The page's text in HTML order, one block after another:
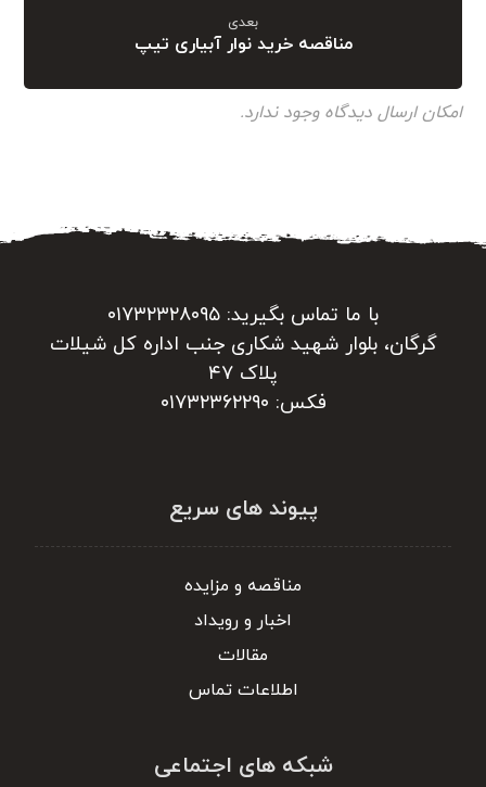
بعدی
مناقصه خرید نوار آبیاری تیپ
امکان ارسال دیدگاه وجود ندارد.
با ما تماس بگیرید: ۰۱۷۳۲۳۲۸۰۹۵
گرگان، بلوار شهید شکاری جنب اداره کل شیلات
پلاک ۴۷
فکس: ۰۱۷۳۲۳۶۲۲۹۰
پیوند های سریع
مناقصه و مزایده
اخبار و رویداد
مقالات
اطلاعات تماس
شبکه های اجتماعی